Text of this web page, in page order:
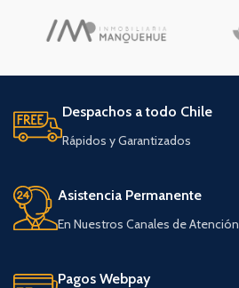
Despachos a todo Chile
Rápidos y Garantizados
Asistencia Permanente
En Nuestros Canales de Atención
Pagos Webpay